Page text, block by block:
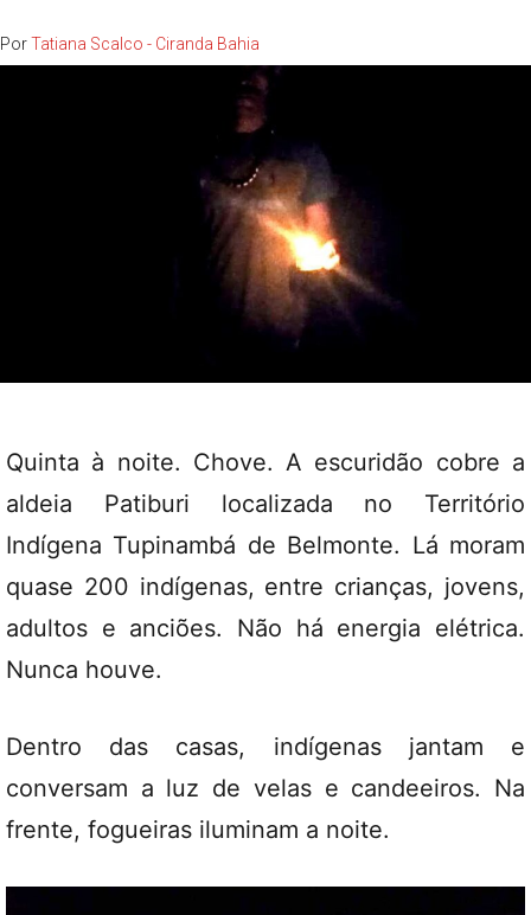
PorTatiana Scalco - Ciranda Bahia
Quinta à noite. Chove. A escuridão cobre a
aldeia Patiburi localizada no Território
Indígena Tupinambá de Belmonte. Lá moram
quase 200 indígenas, entre crianças, jovens,
adultos e anciões. Não há energia elétrica.
Nunca houve.
Dentro das casas, indígenas jantam e
conversam a luz de velas e candeeiros. Na
frente, fogueiras iluminam a noite.